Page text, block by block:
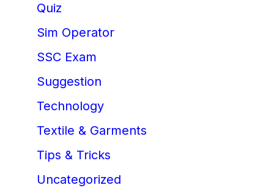
Quiz
Sim Operator
SSC Exam
Suggestion
Technology
Textile & Garments
Tips & Tricks
Uncategorized